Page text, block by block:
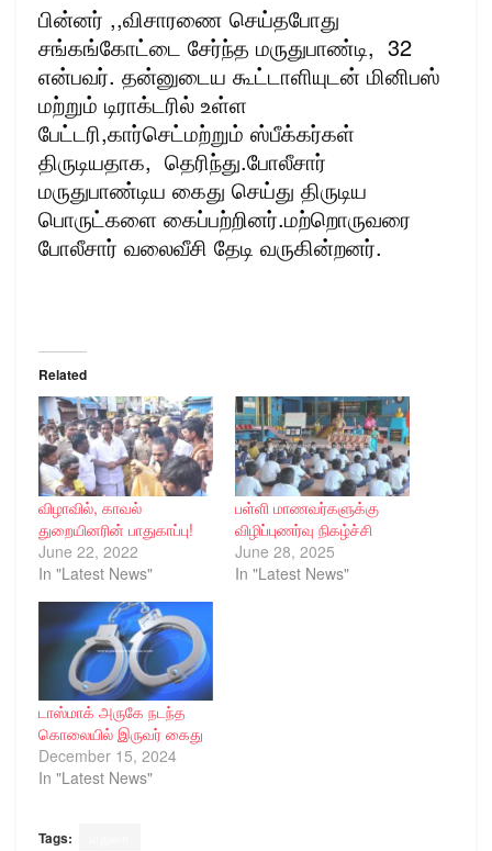
பின்னர் ,,விசாரணை செய்தபோது
சங்கங்கோட்டை சேர்ந்த மருதுபாண்டி, 32
என்பவர். தன்னுடைய கூட்டாளியுடன் மினிபஸ்
மற்றும் டிராக்டரில் உள்ள
பேட்டரி,கார்செட்மற்றும் ஸ்பீக்கர்கள்
திருடியதாக, தெரிந்து.போலீசார்
மருதுபாண்டிய கைது செய்து திருடிய
பொருட்களை கைப்பற்றினர்.மற்றொருவரை
போலீசார் வலைவீசி தேடி வருகின்றனர்.
Related
விழாவில், காவல்
துறையினரின் பாதுகாப்பு!
June 22, 2022
In "Latest News"
பள்ளி மாணவர்களுக்கு
விழிப்புணர்வு நிகழ்ச்சி
June 28, 2025
In "Latest News"
டாஸ்மாக் அருகே நடந்த
கொலையில் இருவர் கைது
December 15, 2024
In "Latest News"
Tags: